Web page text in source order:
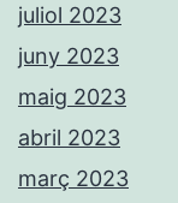
juliol 2023
juny 2023
maig 2023
abril 2023
març 2023